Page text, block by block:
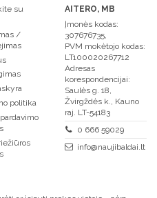
su
/
politika
AITERO, MB
Įmonės kodas:
307676735,
PVM mokėtojo kodas:
LT100020267712
Adresas
korespondencijai:
Saulės g. 18,
Žvirgždės k., Kauno
raj. LT-54183
0 666 59029
info@naujibaldai.lt